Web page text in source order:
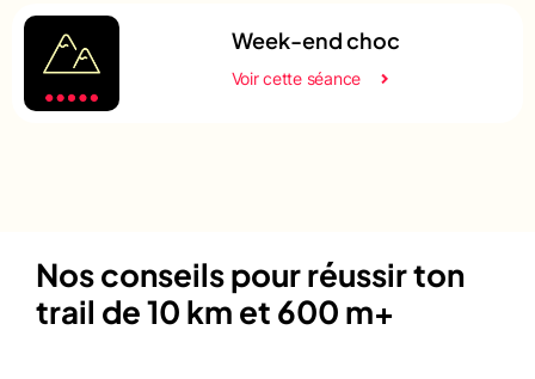
Week-end choc
Voir cette séance
Nos conseils pour réussir ton
trail de 10 km et 600 m+